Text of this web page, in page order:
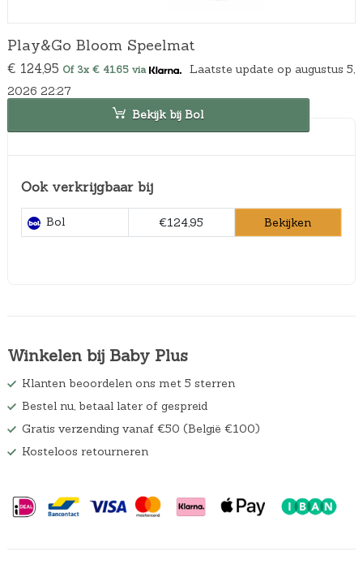
Play&Go Bloom Speelmat
€ 124,95 Of 3x € 41.65 via
Laatste update op augustus 5,
2026 22:27
Bekijk bij Bol
Ook verkrijgbaar bij
Bol €124,95 Bekijken
Winkelen bij Baby Plus
Klanten beoordelen ons met 5 sterren
Bestel nu, betaal later of gespreid
Gratis verzending vanaf €50 (België €100)
Kosteloos retourneren